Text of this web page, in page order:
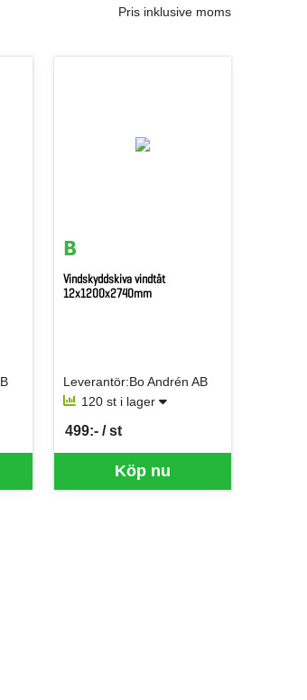
Pris inklusive moms
Vindskyddskiva vindtät
12x1200x2740mm
Leverantör:Bo Andrén AB
120 st i lager
Köp nu
499:- / st
SEK per ST